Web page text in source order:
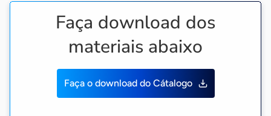
Faça download dos
materiais abaixo
Faça o download do Cátalogo